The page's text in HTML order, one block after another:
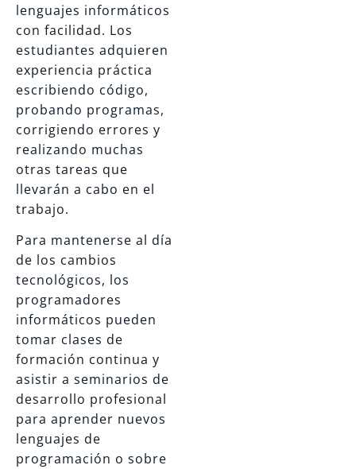
lenguajes informáticos
con facilidad. Los
estudiantes adquieren
experiencia práctica
escribiendo código,
probando programas,
corrigiendo errores y
realizando muchas
otras tareas que
llevarán a cabo en el
trabajo.
Para mantenerse al día
de los cambios
tecnológicos, los
programadores
informáticos pueden
tomar clases de
formación continua y
asistir a seminarios de
desarrollo profesional
para aprender nuevos
lenguajes de
programación o sobre